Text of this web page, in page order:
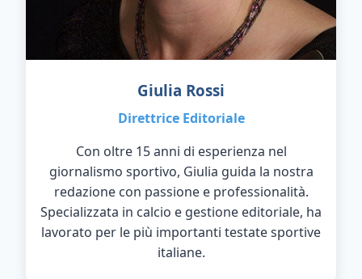
Giulia Rossi
Direttrice Editoriale
Con oltre 15 anni di esperienza nel
giornalismo sportivo, Giulia guida la nostra
redazione con passione e professionalità.
Specializzata in calcio e gestione editoriale, ha
lavorato per le più importanti testate sportive
italiane.